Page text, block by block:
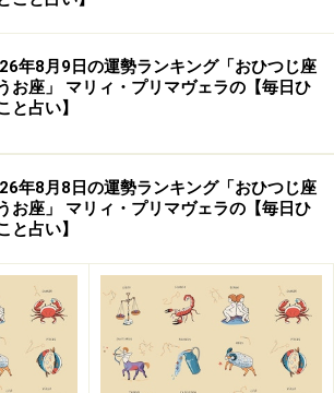
で占い関連の商品をチェック！
年8月9日の運勢ランキング「おひつじ座
お座」 マリィ・プリマヴェラの【毎日ひ
と占い】
年8月8日の運勢ランキング「おひつじ座
お座」 マリィ・プリマヴェラの【毎日ひ
と占い】